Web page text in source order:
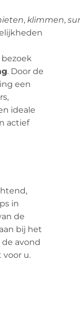
, klimmen,
. Door de
een
ideale
actief
in
de
bij het
avond
voor u.